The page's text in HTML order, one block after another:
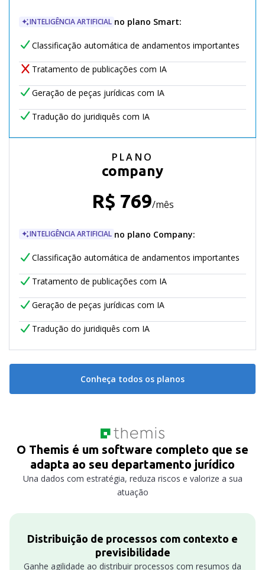
INTELIGÊNCIA ARTIFICIAL no plano Smart:
Classificação automática de andamentos importantes
Tratamento de publicações com IA
Geração de peças jurídicas com IA
Tradução do juridiquês com IA
PLANO
company
R$ 769/mês
INTELIGÊNCIA ARTIFICIAL no plano Company:
Classificação automática de andamentos importantes
Tratamento de publicações com IA
Geração de peças jurídicas com IA
Tradução do juridiquês com IA
Conheça todos os planos
O Themis é um software completo que se
adapta ao seu departamento jurídico
Una dados com estratégia, reduza riscos e valorize a sua
atuação
Distribuição de processos com contexto e
previsibilidade
Ganhe agilidade ao distribuir processos com resumos da